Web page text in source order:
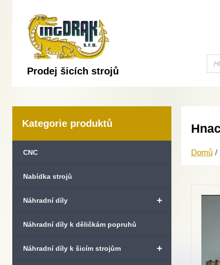
Prodej šicích strojů
Kategorie produktů
CNC
Nabídka strojů
+
Náhradní díly
Náhradní díly k děličkám popruhů
+
Náhradní díly k šicím strojům
Domů/